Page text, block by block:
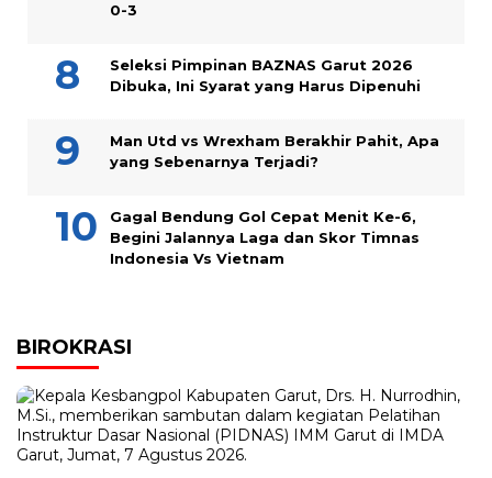
0-3
Seleksi Pimpinan BAZNAS Garut 2026
Dibuka, Ini Syarat yang Harus Dipenuhi
Man Utd vs Wrexham Berakhir Pahit, Apa
yang Sebenarnya Terjadi?
Gagal Bendung Gol Cepat Menit Ke-6,
Begini Jalannya Laga dan Skor Timnas
Indonesia Vs Vietnam
BIROKRASI